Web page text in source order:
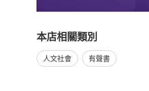
本店相關類別
人文社會 有聲書